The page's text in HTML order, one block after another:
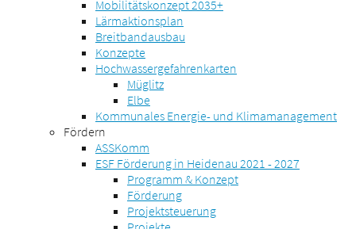
Mobilitätskonzept 2035+
Lärmaktionsplan
Breitbandausbau
Konzepte
Hochwassergefahrenkarten
Müglitz
Elbe
Kommunales Energie- und Klimamanagement
Fördern
ASSKomm
ESF Förderung in Heidenau 2021 - 2027
Programm & Konzept
Förderung
Projektsteuerung